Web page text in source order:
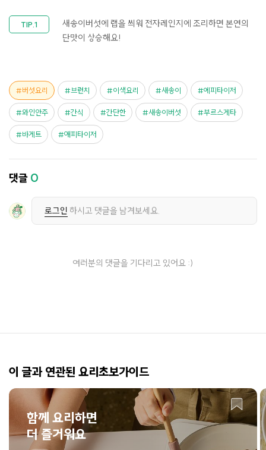
새송이버섯에 랩을 씌워 전자레인지에 조리하면 본연의
단맛이 상승해요!
버섯요리 브런치 이색요리 새송이 에피타이저
와인안주 간식 간단한 새송이버섯 부르스게타
바게트 애피타이저
댓글 0
로그인 하시고 댓글을 남겨보세요.
여러분의 댓글을 기다리고 있어요 :)
이 글과 연관된 요리초보가이드
함께 요리하면
더 즐거워요